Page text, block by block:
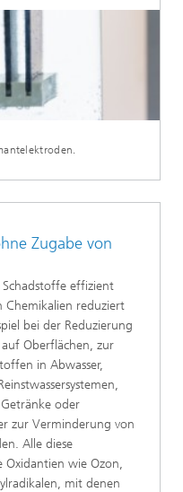
Zugabe von
effizient
Chemikalien reduziert
bei der Reduzierung
Oberflächen, zur
in Abwasser,
oder
zur Verminderung von
Alle diese
wie Ozon,
mit denen